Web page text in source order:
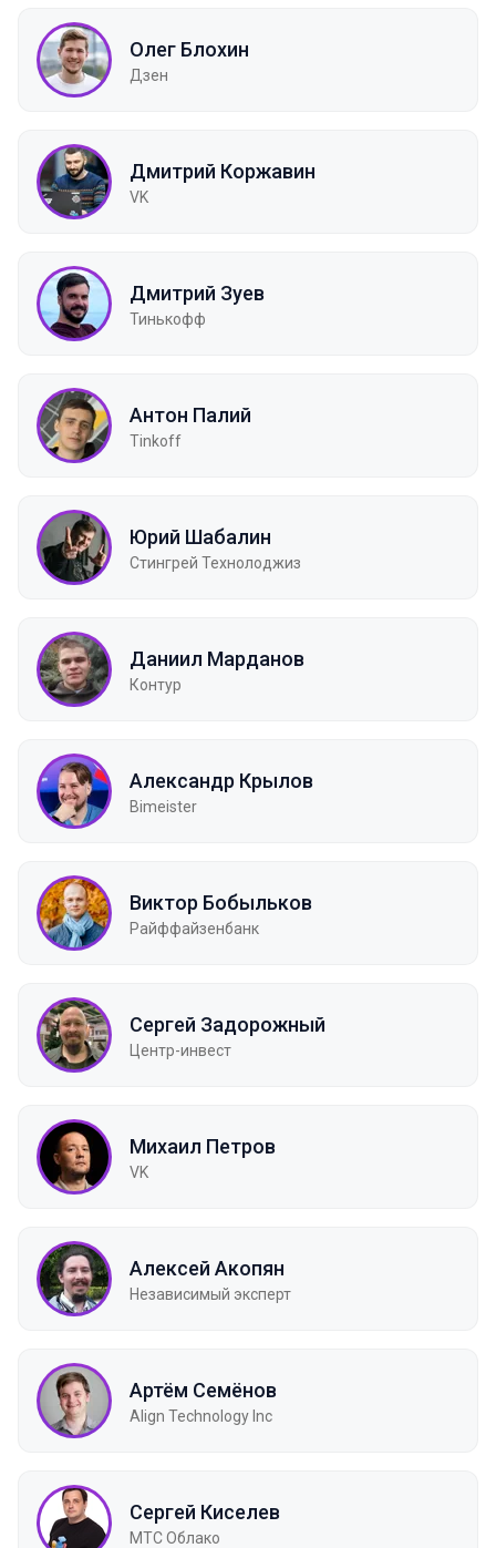
Олег Блохин
Дзен
Дмитрий Коржавин
VK
Дмитрий Зуев
Тинькофф
Антон Палий
Tinkoff
Юрий Шабалин
Стингрей Технолоджиз
Даниил Марданов
Контур
Александр Крылов
Bimeister
Виктор Бобыльков
Райффайзенбанк
Сергей Задорожный
Центр-инвест
Михаил Петров
VK
Алексей Акопян
Независимый эксперт
Артём Семёнов
Align Technology Inc
Сергей Киселев
МТС Облако